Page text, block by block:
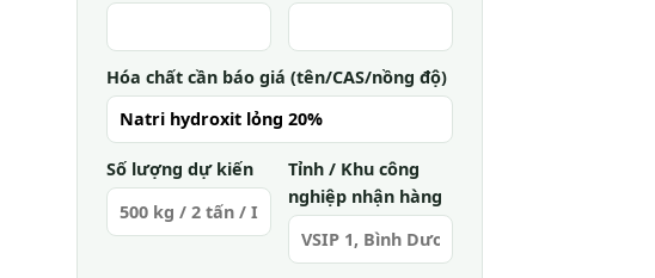
Hóa chất cần báo giá (tên/CAS/nồng độ)
Số lượng dự kiến
Tỉnh / Khu công
nghiệp nhận hàng